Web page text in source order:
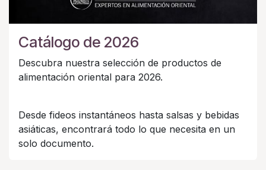
Catálogo de 2026
Descubra nuestra selección de productos de
alimentación oriental para 2026.
Desde fideos instantáneos hasta salsas y bebidas
asiáticas, encontrará todo lo que necesita en un
solo documento.